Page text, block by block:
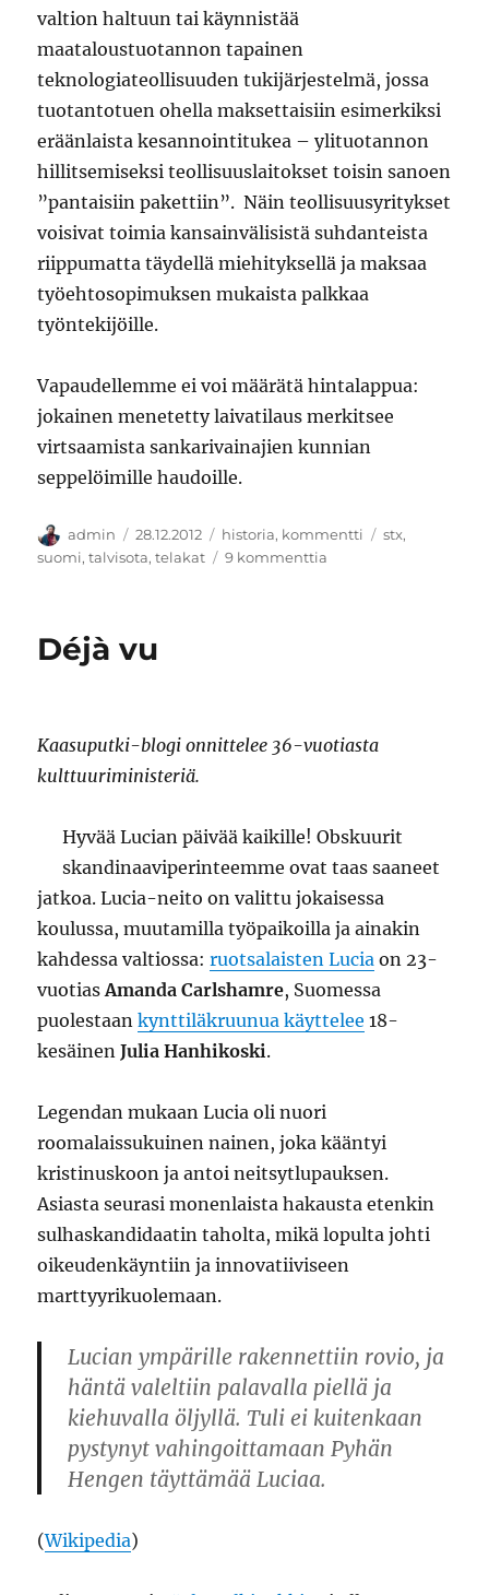
valtion haltuun tai käynnistää
maataloustuotannon tapainen
teknologiateollisuuden tukijärjestelmä, jossa
tuotantotuen ohella maksettaisiin esimerkiksi
eräänlaista kesannointitukea – ylituotannon
hillitsemiseksi teollisuuslaitokset toisin sanoen
”pantaisiin pakettiin”. Näin teollisuusyritykset
voisivat toimia kansainvälisistä suhdanteista
riippumatta täydellä miehityksellä ja maksaa
työehtosopimuksen mukaista palkkaa
työntekijöille.
Vapaudellemme ei voi määrätä hintalappua:
jokainen menetetty laivatilaus merkitsee
virtsaamista sankarivainajien kunnian
seppelöimille haudoille.
Kirjoittaja
admin Julkaistu
28.12.2012 Kategoriat
historia, kommentti Avainsanat
stx,
suomi,talvisota,telakat 9 kommenttia
Déjà vu
Kaasuputki-blogi onnittelee 36-vuotiasta
kulttuuriministeriä.
Hyvää Lucian päivää kaikille! Obskuurit
skandinaaviperinteemme ovat taas saaneet
jatkoa. Lucia-neito on valittu jokaisessa
koulussa, muutamilla työpaikoilla ja ainakin
kahdessa valtiossa:ruotsalaisten Lucia on 23-
vuotiasAmanda Carlshamre, Suomessa
puolestaankynttiläkruunua käyttelee 18-
kesäinenJulia Hanhikoski.
Legendan mukaan Lucia oli nuori
roomalaissukuinen nainen, joka kääntyi
kristinuskoon ja antoi neitsytlupauksen.
Asiasta seurasi monenlaista hakausta etenkin
sulhaskandidaatin taholta, mikä lopulta johti
oikeudenkäyntiin ja innovatiiviseen
marttyyrikuolemaan.
Lucian ympärille rakennettiin rovio, ja
häntä valeltiin palavalla piellä ja
kiehuvalla öljyllä. Tuli ei kuitenkaan
pystynyt vahingoittamaan Pyhän
Hengen täyttämää Luciaa.
(Wikipedia)